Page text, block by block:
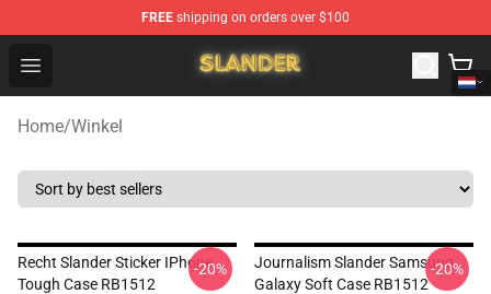
FREE shipping on orders over $100
Open menu
Slander Shop - Official Slander Merchandise Store
Home/Winkel
Recht Slander Sticker IPhone
Tough Case RB1512
-20%
Journalism Slander Samsung
Galaxy Soft Case RB1512
-20%